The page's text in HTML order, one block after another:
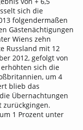
sich die
folgendermaßen
Gästenächtigungen
Wiens zehn
Russland mit 12
2012, gefolgt von
erhöhten sich die
um 4
blieb das
Übernachtungen
zurückgingen.
1 Prozent unter